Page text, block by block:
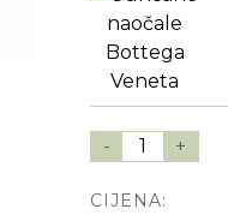
- 1 +
CIJENA: